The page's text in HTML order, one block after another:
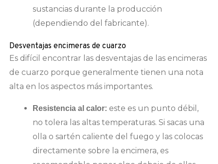
sustancias durante la producción
(dependiendo del fabricante).
Desventajas encimeras de cuarzo
Es difícil encontrar las desventajas de las encimeras
de cuarzo porque generalmente tienen una nota
alta en los aspectos más importantes.
Resistencia al calor: este es un punto débil,
no tolera las altas temperaturas. Si sacas una
olla o sartén caliente del fuego y las colocas
directamente sobre la encimera, es